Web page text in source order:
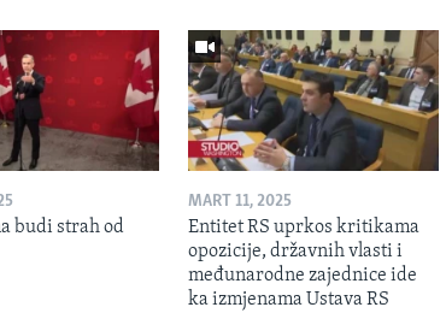
budi strah od
MART 11, 2025
Entitet RS uprkos kritikama
opozicije, državnih vlasti i
međunarodne zajednice ide
ka izmjenama Ustava RS